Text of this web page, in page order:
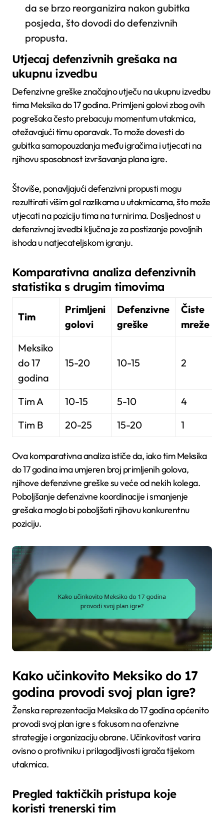
da se brzo reorganizira nakon gubitka
posjeda, što dovodi do defenzivnih
propusta.
Utjecaj defenzivnih grešaka na
ukupnu izvedbu
Defenzivne greške značajno utječu na ukupnu izvedbu
tima Meksika do 17 godina. Primljeni golovi zbog ovih
pogrešaka često prebacuju momentum utakmica,
otežavajući timu oporavak. To može dovesti do
gubitka samopouzdanja među igračima i utjecati na
njihovu sposobnost izvršavanja plana igre.
Štoviše, ponavljajući defenzivni propusti mogu
rezultirati višim gol razlikama u utakmicama, što može
utjecati na poziciju tima na turnirima. Dosljednost u
defenzivnoj izvedbi ključna je za postizanje povoljnih
ishoda u natjecateljskom igranju.
Komparativna analiza defenzivnih
statistika s drugim timovima
Tim
Primljeni
golovi
Defenzivne
greške
Čiste
mreže
Meksiko
do 17
godina
15-20 10-15 2
Tim A 10-15 5-10
4
Tim B
20-25 15-20 1
Ova komparativna analiza ističe da, iako tim Meksika
do 17 godina ima umjeren broj primljenih golova,
njihove defenzivne greške su veće od nekih kolega.
Poboljšanje defenzivne koordinacije i smanjenje
grešaka moglo bi poboljšati njihovu konkurentnu
poziciju.
Kako učinkovito Meksiko do 17
godina provodi svoj plan igre?
Ženska reprezentacija Meksika do 17 godina općenito
provodi svoj plan igre s fokusom na ofenzivne
strategije i organizaciju obrane. Učinkovitost varira
ovisno o protivniku i prilagodljivosti igrača tijekom
utakmica.
Pregled taktičkih pristupa koje
koristi trenerski tim